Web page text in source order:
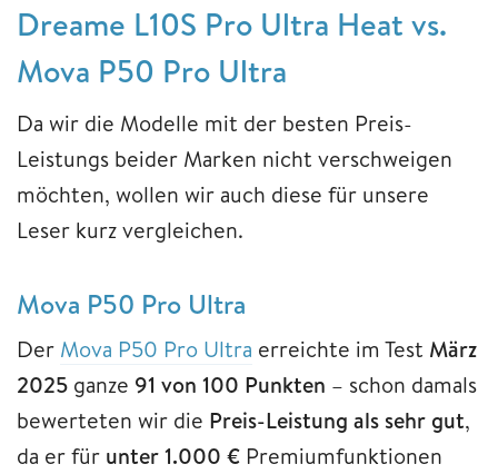
Dreame L10S Pro Ultra Heat vs.
Mova P50 Pro Ultra
Da wir die Modelle mit der besten Preis-
Leistungs beider Marken nicht verschweigen
möchten, wollen wir auch diese für unsere
Leser kurz vergleichen.
Mova P50 Pro Ultra
Der Mova P50 Pro Ultra erreichte im Test März
2025 ganze 91 von 100 Punkten – schon damals
bewerteten wir die Preis-Leistung als sehr gut,
da er für unter 1.000 € Premiumfunktionen